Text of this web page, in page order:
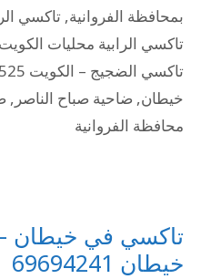
بمحافظة الفروانية, تاكسي
تاكسي الرابية محليات الكويت
تاكسي الضجيج – الكويت 55862525
خيطان, ضاحية صباح الناصر ,
محافظة الفروانية
تاكسي في خيطان
خيطان 69694241